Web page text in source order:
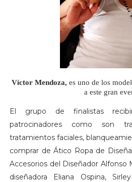
Víctor Mendoza, es uno de los
a este gran
El grupo de finalistas
patrocinadores como son
tratamientos faciales,
comprar de Ático Ropa de
Accesorios del Diseñador Alfonso
diseñadora Eliana Ospina,